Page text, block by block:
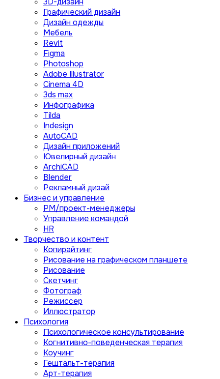
Графический дизайн
Дизайн одежды
Мебель
Revit
Figma
Photoshop
Adobe Illustrator
Сinema 4D
3ds max
Инфографика
Tilda
Indesign
AutoCAD
Дизайн приложений
Ювелирный дизайн
ArchiCAD
Blender
Рекламный дизай
Бизнес и управление
PM/проект-менеджеры
Управление командой
HR
Творчество и контент
Копирайтинг
Рисование на графическом планшете
Рисование
Скетчинг
Фотограф
Режиссер
Иллюстратор
Психология
Психологическое консультирование
Когнитивно-поведенческая терапия
Коучинг
Гештальт-терапия
Арт-терапия